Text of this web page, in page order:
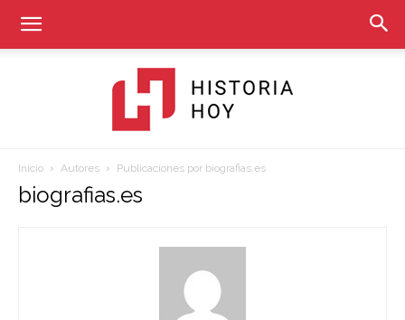
Historia
Inicio Autores Publicaciones por biografias.es
biografias.es